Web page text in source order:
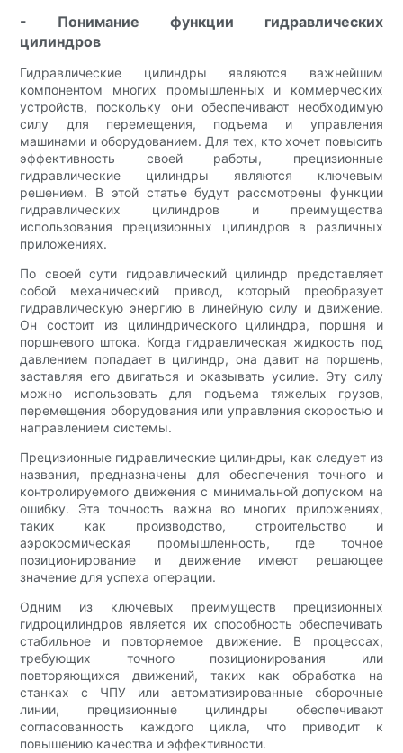
- Понимание функции гидравлических
цилиндров
Гидравлические цилиндры являются важнейшим
компонентом многих промышленных и коммерческих
устройств, поскольку они обеспечивают необходимую
силу для перемещения, подъема и управления
машинами и оборудованием. Для тех, кто хочет повысить
эффективность своей работы, прецизионные
гидравлические цилиндры являются ключевым
решением. В этой статье будут рассмотрены функции
гидравлических цилиндров и преимущества
использования прецизионных цилиндров в различных
приложениях.
По своей сути гидравлический цилиндр представляет
собой механический привод, который преобразует
гидравлическую энергию в линейную силу и движение.
Он состоит из цилиндрического цилиндра, поршня и
поршневого штока. Когда гидравлическая жидкость под
давлением попадает в цилиндр, она давит на поршень,
заставляя его двигаться и оказывать усилие. Эту силу
можно использовать для подъема тяжелых грузов,
перемещения оборудования или управления скоростью и
направлением системы.
Прецизионные гидравлические цилиндры, как следует из
названия, предназначены для обеспечения точного и
контролируемого движения с минимальной допуском на
ошибку. Эта точность важна во многих приложениях,
таких как производство, строительство и
аэрокосмическая промышленность, где точное
позиционирование и движение имеют решающее
значение для успеха операции.
Одним из ключевых преимуществ прецизионных
гидроцилиндров является их способность обеспечивать
стабильное и повторяемое движение. В процессах,
требующих точного позиционирования или
повторяющихся движений, таких как обработка на
станках с ЧПУ или автоматизированные сборочные
линии, прецизионные цилиндры обеспечивают
согласованность каждого цикла, что приводит к
повышению качества и эффективности.